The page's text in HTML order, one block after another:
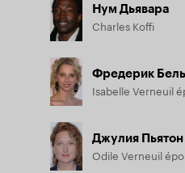
Нум Дьявара
Charles Koffi
Фредерик Бель
Джулия Пьятон
Odile Verneuil